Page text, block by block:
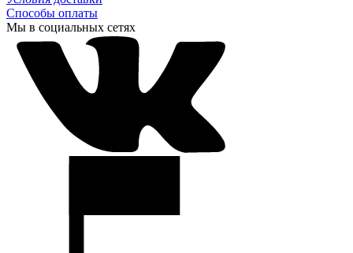
Способы оплаты
Мы в социальных сетях